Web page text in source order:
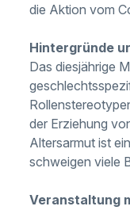
die Aktion vom
Hintergründe
Das diesjährige
der Erziehung
Altersarmut ist
schweigen viele
Veranstaltung